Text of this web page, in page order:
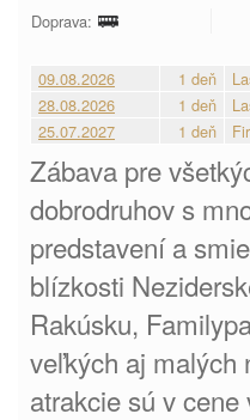
Doprava:
09.08.2026 1 deň
28.08.2026
1 deň
25.07.2027
1 deň
Zábava pre
dobrodruhov s
predstavení a
blízkosti
Rakúsku,
veľkých aj malých
atrakcie sú v cene